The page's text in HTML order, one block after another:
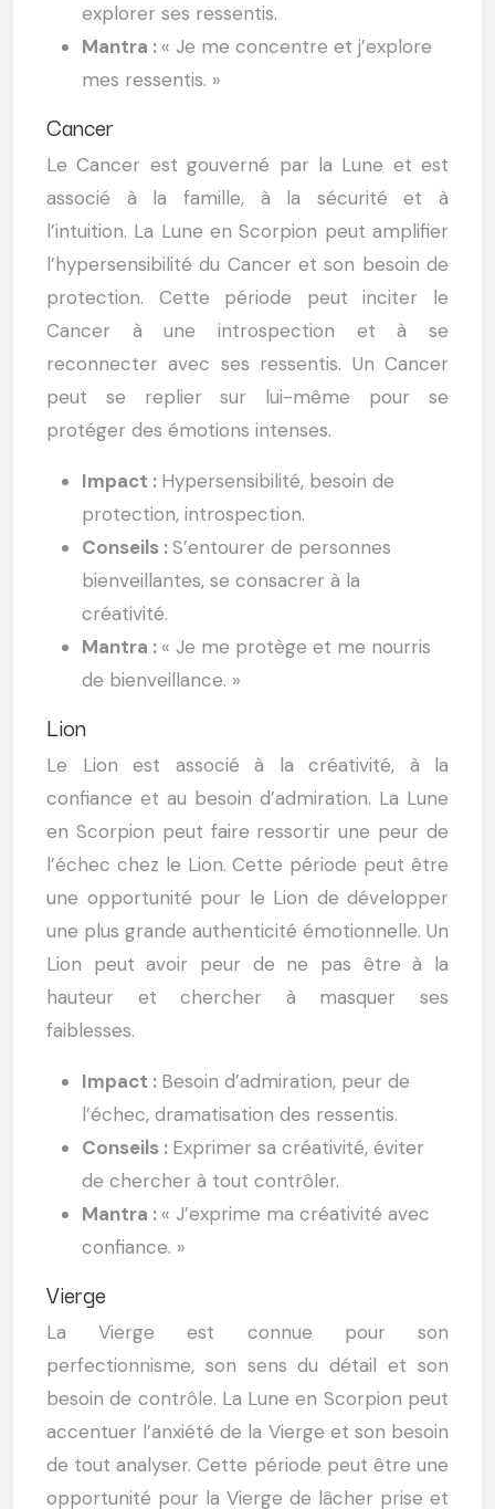
explorer ses ressentis.
Mantra : « Je me concentre et j’explore
mes ressentis. »
Cancer
Le Cancer est gouverné par la Lune et est
associé à la famille, à la sécurité et à
l’intuition. La Lune en Scorpion peut amplifier
l’hypersensibilité du Cancer et son besoin de
protection. Cette période peut inciter le
Cancer à une introspection et à se
reconnecter avec ses ressentis. Un Cancer
peut se replier sur lui-même pour se
protéger des émotions intenses.
Impact : Hypersensibilité, besoin de
protection, introspection.
Conseils :S’entourer de personnes
bienveillantes, se consacrer à la
créativité.
Mantra : « Je me protège et me nourris
de bienveillance. »
Lion
Le Lion est associé à la créativité, à la
confiance et au besoin d’admiration. La Lune
en Scorpion peut faire ressortir une peur de
l’échec chez le Lion. Cette période peut être
une opportunité pour le Lion de développer
une plus grande authenticité émotionnelle. Un
Lion peut avoir peur de ne pas être à la
hauteur et chercher à masquer ses
faiblesses.
Impact : Besoin d’admiration, peur de
l’échec, dramatisation des ressentis.
Conseils : Exprimer sa créativité, éviter
de chercher à tout contrôler.
Mantra : « J’exprime ma créativité avec
confiance. »
Vierge
La Vierge est connue pour son
perfectionnisme, son sens du détail et son
besoin de contrôle. La Lune en Scorpion peut
accentuer l’anxiété de la Vierge et son besoin
de tout analyser. Cette période peut être une
opportunité pour la Vierge de lâcher prise et